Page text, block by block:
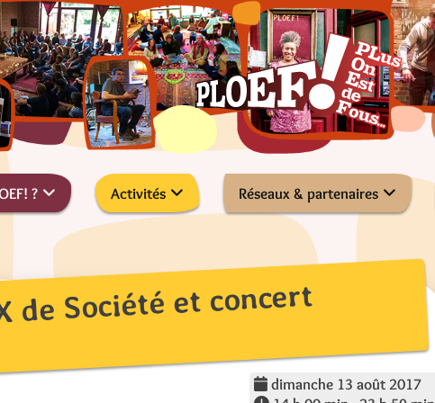
? Activités Réseaux & partenaires
de Société et concert
dimanche 13 août 2017